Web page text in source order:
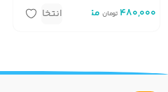
480,000 تومان متر
انتخاب